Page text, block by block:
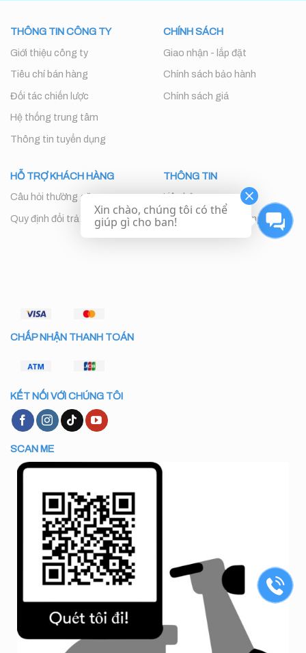
THÔNG TIN CÔNG TY
Giới thiệu công ty
Tiêu chí bán hàng
Đối tác chiến lược
Hệ thống trung tâm
Thông tin tuyển dụng
CHÍNH SÁCH
Giao nhận - lắp đặt
Chính sách bảo hành
Chính sách giá
HỖ TRỢ KHÁCH HÀNG
Câu hỏi thường gặp
Quy định đổi trả
THÔNG TIN
Liên hệ
Chăm sóc khách hàng
CHẤP NHẬN THANH TOÁN
KẾT NỐI VỚI CHÚNG TÔI
SCAN ME
Xin chào, chúng tôi có thể
giúp gì cho ban!